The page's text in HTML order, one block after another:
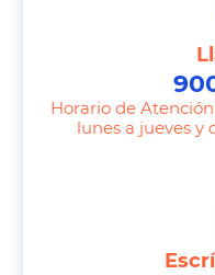
Horario de
lunes a jueves y